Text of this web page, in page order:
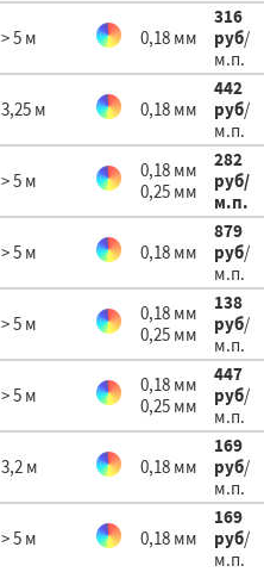
> 5 м 0,18 мм
316
руб/
м.п.
3,25 м 0,18 мм
442
руб/
м.п.
> 5 м
0,18 мм
0,25 мм
282
руб/
м.п.
> 5 м 0,18 мм
879
руб/
м.п.
> 5 м
0,18 мм
0,25 мм
138
руб/
м.п.
> 5 м
0,18 мм
0,25 мм
447
руб/
м.п.
3,2 м 0,18 мм
169
руб/
м.п.
> 5 м 0,18 мм
169
руб/
м.п.